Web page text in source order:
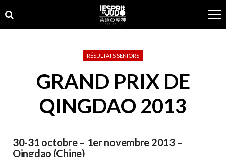
to
navigation
to
content
RÉSULTATS SENIORS
GRAND PRIX DE
QINGDAO 2013
30-31 octobre – 1er novembre 2013 –
Qingdao (Chine)